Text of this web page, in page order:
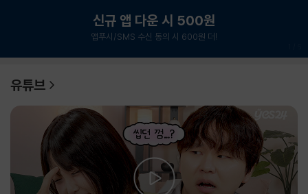
신규 앱 다운 시 500원
앱푸시/SMS 수신 동의 시 600원 더!
유튜브